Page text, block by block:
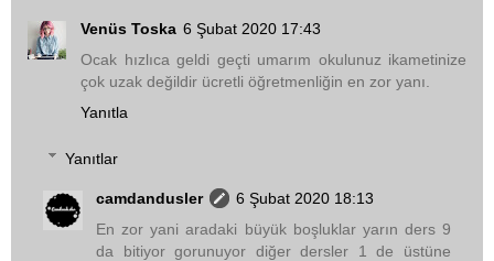
Venüs Toska 6 Şubat 2020 17:43
Ocak hızlıca geldi geçti umarım okulunuz ikametinize
çok uzak değildir ücretli öğretmenliğin en zor yanı.
Yanıtla
Yanıtlar
camdandusler
6 Şubat 2020 18:13
En zor yani aradaki büyük boşluklar yarın ders 9
da bitiyor gorunuyor diğer dersler 1 de üstüne